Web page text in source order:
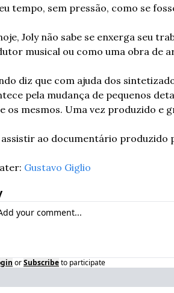
tempo, sem pressão, como se
Joly não sabe se enxerga seu
musical ou como uma obra de
diz que com ajuda dos
pela mudança de pequenos
os mesmos. Uma vez produzido e
assistir ao documentário produzido
Gustavo Giglio
orSubscribeto participate